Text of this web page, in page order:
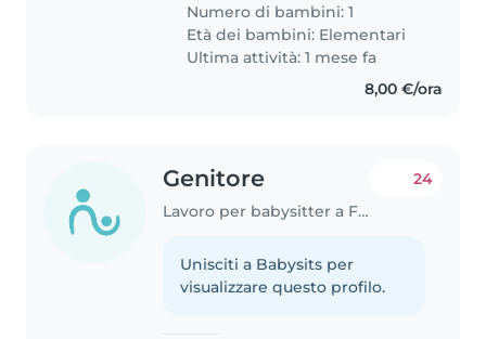
sera ore 20.00. Un giorno
potrebbe servire anche di
accompagnare..
Numero di bambini: 1
Età dei bambini: Elementari
Ultima attività: 1 mese fa
8,00 €/ora
Genitore
Lavoro per babysitter a Francavilla al Mare
24
Unisciti a Babysits per
visualizzare questo profilo.